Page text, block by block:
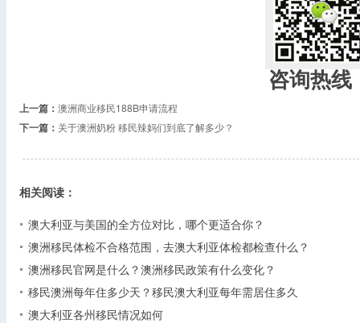
咨询热线
上一篇： 澳洲商业移民188B申请流程
下一篇： 关于澳洲奶粉 移民辣妈们到底了解多少？
相关阅读：
澳大利亚与美国的全方位对比，哪个更适合你？
澳洲移民体检不合格范围，去澳大利亚体检都检查什么？
澳洲移民官网是什么？澳洲移民政策有什么变化？
移民澳洲每年住多少天？移民澳大利亚每年需居住多久
澳大利亚各州移民情况如何